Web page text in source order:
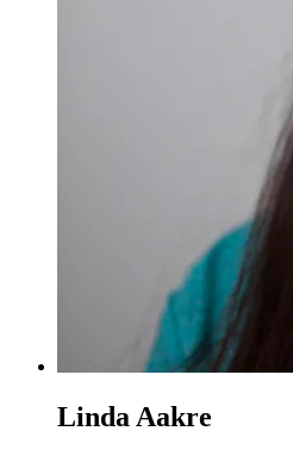
Linda Aakre